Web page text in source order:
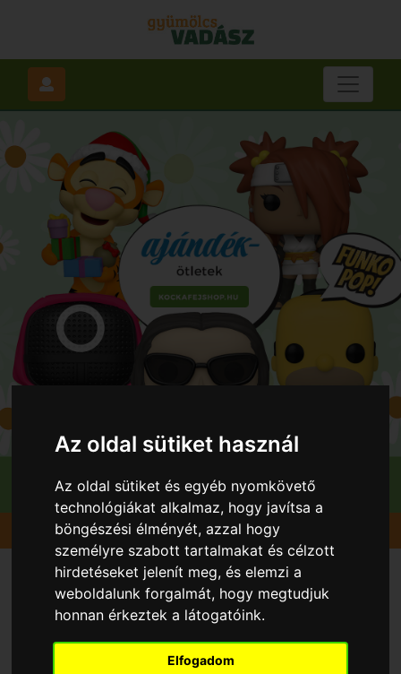
Az oldal sütiket használ
Az oldal sütiket és egyéb nyomkövető
technológiákat alkalmaz, hogy javítsa a
böngészési élményét, azzal hogy
személyre szabott tartalmakat és célzott
hirdetéseket jelenít meg, és elemzi a
weboldalunk forgalmát, hogy megtudjuk
honnan érkeztek a látogatóink.
Elfogadom
Gyümölcsök Alma Braeburn